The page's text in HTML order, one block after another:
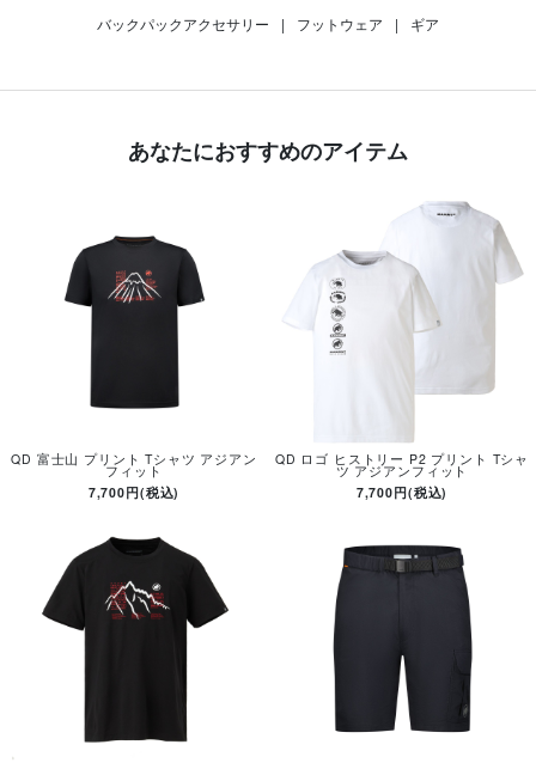
バックパックアクセサリー
| フットウェア | ギア
あなたにおすすめのアイテム
QD 富士山 プリント Tシャツ アジアン
フィット
7,700円(税込)
QD ロゴ ヒストリー P2 プリント Tシャ
ツ アジアンフィット
7,700円(税込)